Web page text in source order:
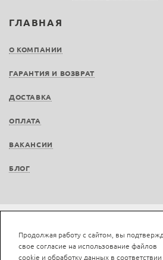
ГЛАВНАЯ
О КОМПАНИИ
ГАРАНТИЯ И ВОЗВРАТ
ДОСТАВКА
ОПЛАТА
ВАКАНСИИ
БЛОГ
Не является публичной офертой © LAN-art.ru,
Политика конфиденциальности.
Положение об
данных.
Продолжая работу с сайтом, вы
свое согласие на использование файлов
cookie и обработку данных в соответствии